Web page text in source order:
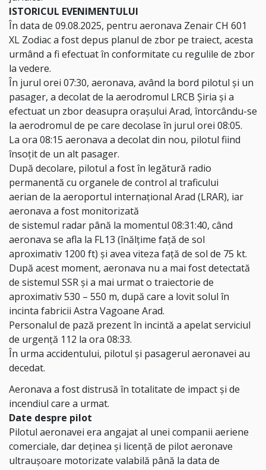
ISTORICUL EVENIMENTULUI
În data de 09.08.2025, pentru aeronava Zenair CH 601
XL Zodiac a fost depus planul de zbor pe traiect, acesta
urmând a fi efectuat în conformitate cu regulile de zbor
la vedere.
În jurul orei 07:30, aeronava, având la bord pilotul și un
pasager, a decolat de la aerodromul LRCB Șiria și a
efectuat un zbor deasupra orașului Arad, întorcându-se
la aerodromul de pe care decolase în jurul orei 08:05.
La ora 08:15 aeronava a decolat din nou, pilotul fiind
însoțit de un alt pasager.
După decolare, pilotul a fost în legătură radio
permanentă cu organele de control al traficului
aerian de la aeroportul internațional Arad (LRAR), iar
aeronava a fost monitorizată
de sistemul radar până la momentul 08:31:40, când
aeronava se afla la FL13 (înălțime față de sol
aproximativ 1200 ft) și avea viteza față de sol de 75 kt.
După acest moment, aeronava nu a mai fost detectată
de sistemul SSR și a mai urmat o traiectorie de
aproximativ 530 – 550 m, după care a lovit solul în
incinta fabricii Astra Vagoane Arad.
Personalul de pază prezent în incintă a apelat serviciul
de urgență 112 la ora 08:33.
În urma accidentului, pilotul și pasagerul aeronavei au
decedat.
Aeronava a fost distrusă în totalitate de impact și de
incendiul care a urmat.
Date despre pilot
Pilotul aeronavei era angajat al unei companii aeriene
comerciale, dar deținea și licență de pilot aeronave
ultraușoare motorizate valabilă până la data de